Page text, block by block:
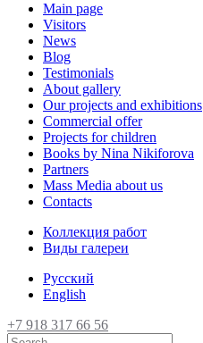
Main page
Visitors
News
Blog
Testimonials
About gallery
Our projects and exhibitions
Commercial offer
Projects for children
Books by Nina Nikiforova
Partners
Mass Media about us
Contacts
Коллекция работ
Виды галереи
Русский
English
+7 918 317 66 56